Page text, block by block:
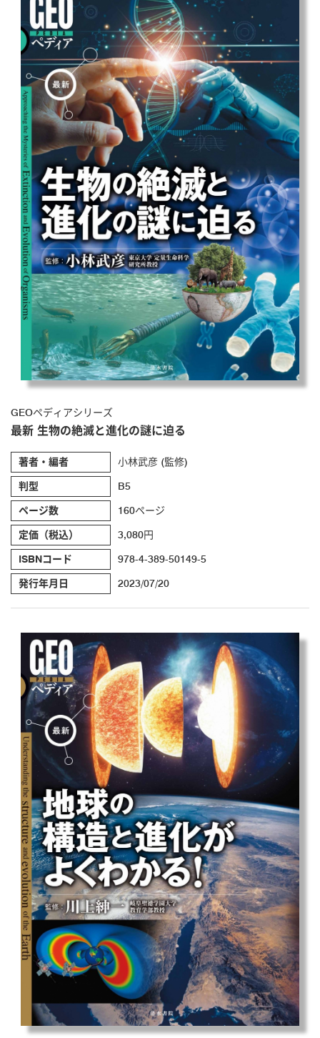
GEOペディアシリーズ
最新 生物の絶滅と進化の謎に迫る
著者・編者 小林武彦 (監修)
判型 B5
ページ数 160ページ
定価（税込） 3,080円
ISBNコード 978-4-389-50149-5
発行年月日 2023/07/20